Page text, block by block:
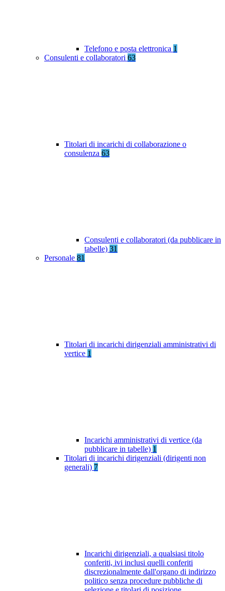
Telefono e posta elettronica 1
Consulenti e collaboratori 63
Titolari di incarichi di collaborazione o
consulenza 63
Consulenti e collaboratori (da pubblicare in
tabelle) 31
Personale 81
Titolari di incarichi dirigenziali amministrativi di
vertice 1
Incarichi amministrativi di vertice (da
pubblicare in tabelle) 1
Titolari di incarichi dirigenziali (dirigenti non
generali) 7
Incarichi dirigenziali, a qualsiasi titolo
conferiti, ivi inclusi quelli conferiti
discrezionalmente dall'organo di indirizzo
politico senza procedure pubbliche di